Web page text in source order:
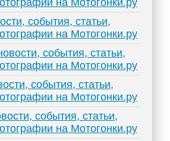
на Мотогонки.ру
события, статьи,
на Мотогонки.ру
события, статьи,
на Мотогонки.ру
события, статьи,
на Мотогонки.ру
события, статьи,
на Мотогонки.ру